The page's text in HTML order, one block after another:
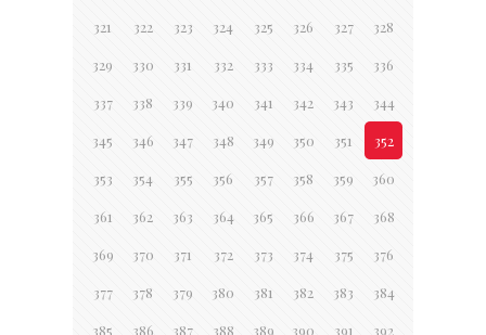
321 322 323 324 325 326 327 328
329 330 331 332 333 334 335 336
337 338 339 340 341 342 343 344
345 346 347 348 349 350 351 352
353 354 355 356 357 358 359 360
361 362 363 364 365 366 367 368
369 370 371 372 373 374 375 376
377 378 379 380 381 382 383 384
385 386 387 388 389 390 391 392